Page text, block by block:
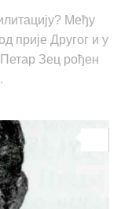
Међу
прије Другог и у
Петар Зец рођен